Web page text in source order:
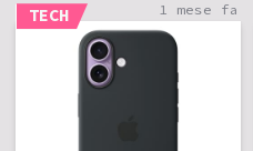
TECH 1 mese fa